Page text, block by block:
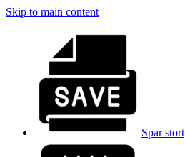
Skip to main content
Spar stort